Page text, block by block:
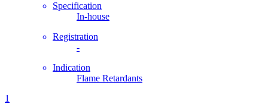
Specification
In-house
Registration
-
Indication
Flame Retardants
1